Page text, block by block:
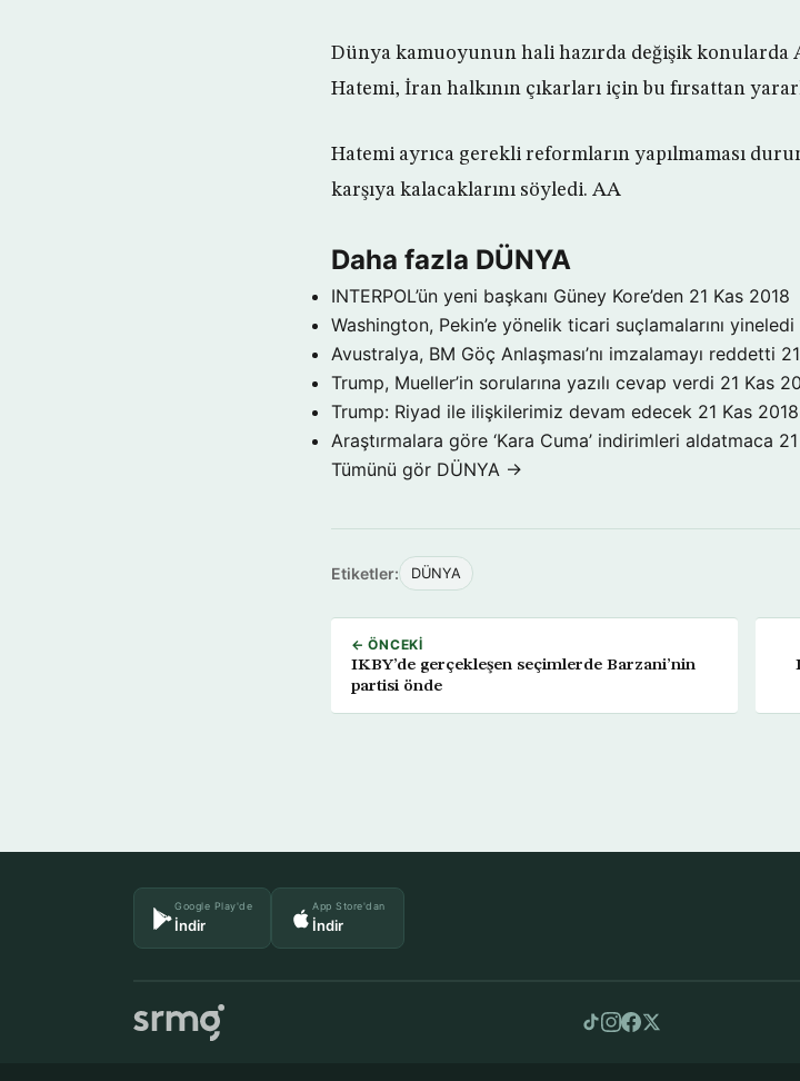
Dünya kamuoyunun hali hazırda değişik konularda
Hatemi, İran halkının çıkarları için bu fırsattan
Hatemi ayrıca gerekli reformların yapılmaması
karşıya kalacaklarını söyledi. AA
Daha fazla DÜNYA
INTERPOL’ün yeni başkanı Güney Kore’den 21 Kas 2018
Washington, Pekin’e yönelik ticari suçlamalarını yineledi
Avustralya, BM Göç Anlaşması’nı imzalamayı reddetti
Trump, Mueller’in sorularına yazılı cevap verdi 21 Kas
Trump: Riyad ile ilişkilerimiz devam edecek 21 Kas 2018
Araştırmalara göre ‘Kara Cuma’ indirimleri aldatmaca
Tümünü gör DÜNYA →
Etiketler: DÜNYA
← ÖNCEKI
IKBY’de gerçekleşen seçimlerde Barzani’nin
partisi önde
Google Play'de
İndir
App Store'dan
İndir